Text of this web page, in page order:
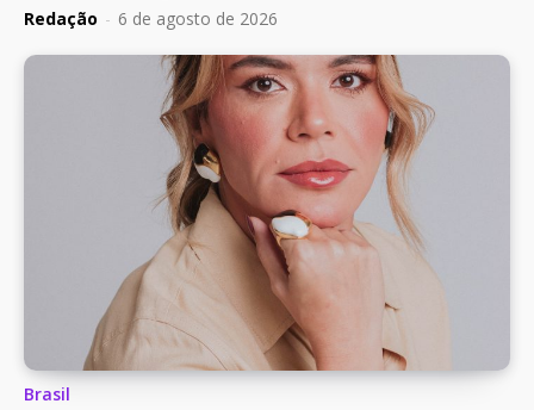
Redação - 6 de agosto de 2026
Brasil